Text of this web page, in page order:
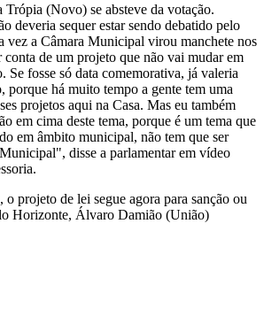
Trópia (Novo) se absteve da votação.
deveria sequer estar sendo debatido pelo
a Câmara Municipal virou manchete nos
conta de um projeto que não vai mudar em
Se fosse só data comemorativa, já valeria
porque há muito tempo a gente tem uma
projetos aqui na Casa. Mas eu também
em cima deste tema, porque é um tema que
em âmbito municipal, não tem que ser
disse a parlamentar em vídeo
projeto de lei segue agora para sanção ou
Horizonte, Álvaro Damião (União)